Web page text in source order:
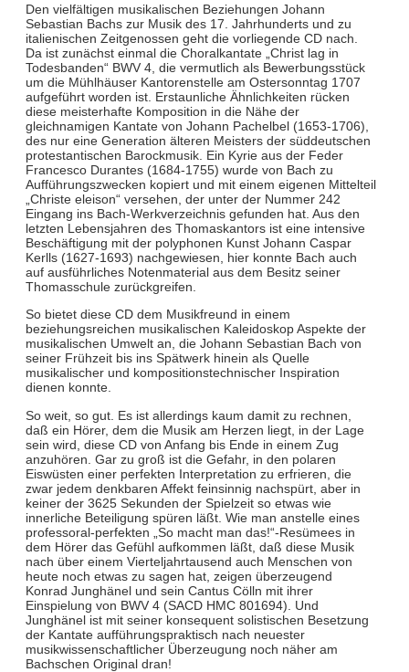
Den vielfältigen musikalischen Beziehungen Johann
Sebastian Bachs zur Musik des 17. Jahrhunderts und zu
italienischen Zeitgenossen geht die vorliegende CD nach.
Da ist zunächst einmal die Choralkantate „Christ lag in
Todesbanden“ BWV 4, die vermutlich als Bewerbungsstück
um die Mühlhäuser Kantorenstelle am Ostersonntag 1707
aufgeführt worden ist. Erstaunliche Ähnlichkeiten rücken
diese meisterhafte Komposition in die Nähe der
gleichnamigen Kantate von Johann Pachelbel (1653-1706),
des nur eine Generation älteren Meisters der süddeutschen
protestantischen Barockmusik. Ein Kyrie aus der Feder
Francesco Durantes (1684-1755) wurde von Bach zu
Aufführungszwecken kopiert und mit einem eigenen Mittelteil
„Christe eleison“ versehen, der unter der Nummer 242
Eingang ins Bach-Werkverzeichnis gefunden hat. Aus den
letzten Lebensjahren des Thomaskantors ist eine intensive
Beschäftigung mit der polyphonen Kunst Johann Caspar
Kerlls (1627-1693) nachgewiesen, hier konnte Bach auch
auf ausführliches Notenmaterial aus dem Besitz seiner
Thomasschule zurückgreifen.
So bietet diese CD dem Musikfreund in einem
beziehungsreichen musikalischen Kaleidoskop Aspekte der
musikalischen Umwelt an, die Johann Sebastian Bach von
seiner Frühzeit bis ins Spätwerk hinein als Quelle
musikalischer und kompositionstechnischer Inspiration
dienen konnte.
So weit, so gut. Es ist allerdings kaum damit zu rechnen,
daß ein Hörer, dem die Musik am Herzen liegt, in der Lage
sein wird, diese CD von Anfang bis Ende in einem Zug
anzuhören. Gar zu groß ist die Gefahr, in den polaren
Eiswüsten einer perfekten Interpretation zu erfrieren, die
zwar jedem denkbaren Affekt feinsinnig nachspürt, aber in
keiner der 3625 Sekunden der Spielzeit so etwas wie
innerliche Beteiligung spüren läßt. Wie man anstelle eines
professoral-perfekten „So macht man das!“-Resümees in
dem Hörer das Gefühl aufkommen läßt, daß diese Musik
nach über einem Vierteljahrtausend auch Menschen von
heute noch etwas zu sagen hat, zeigen überzeugend
Konrad Junghänel und sein Cantus Cölln mit ihrer
Einspielung von BWV 4 (SACD HMC 801694). Und
Junghänel ist mit seiner konsequent solistischen Besetzung
der Kantate aufführungspraktisch nach neuester
musikwissenschaftlicher Überzeugung noch näher am
Bachschen Original dran!